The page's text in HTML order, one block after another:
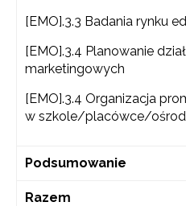
[EMO].3.3 Badania rynku
[EMO].3.4 Planowanie
marketingowych
[EMO].3.4 Organizacja
w szkole/placówce/
Podsumowanie
Razem